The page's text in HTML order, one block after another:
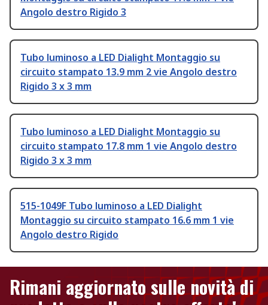
Angolo destro Rigido 3
Tubo luminoso a LED Dialight Montaggio su
circuito stampato 13.9 mm 2 vie Angolo destro
Rigido 3 x 3 mm
Tubo luminoso a LED Dialight Montaggio su
circuito stampato 17.8 mm 1 vie Angolo destro
Rigido 3 x 3 mm
515-1049F Tubo luminoso a LED Dialight
Montaggio su circuito stampato 16.6 mm 1 vie
Angolo destro Rigido
Rimani aggiornato sulle novità di